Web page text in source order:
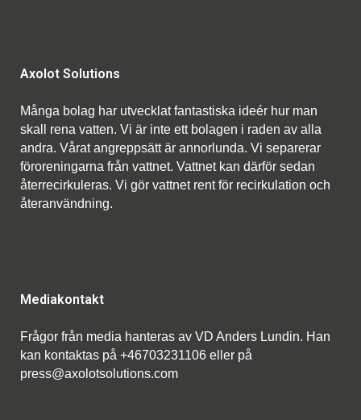
Axolot Solutions
Många bolag har utvecklat fantastiska ideér hur man
skall rena vatten. Vi är inte ett bolagen i raden av alla
andra. Vårat angreppsätt är annorlunda. Vi separerar
föroreningarna från vattnet. Vattnet kan därför sedan
återrecirkuleras. Vi gör vattnet rent för recirkulation och
återanvändning.
Mediakontakt
Frågor från media hanteras av VD Anders Lundin. Han
kan kontaktas på +46703231106 eller på
press@axolotsolutions.com